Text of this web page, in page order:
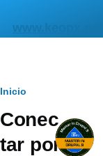
www.keopx.net
Ruta
de
navegación
Inicio
Conec
tar por